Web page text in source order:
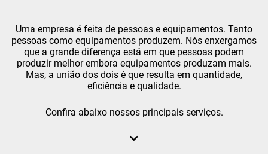
ASSISTÊNCIA TÉCNICA DE COMPRESSOR EM SUZANO
ASSISTÊNCIA TÉCNICA DE COMPRESSOR ODONTOLÓGICO
ASSISTÊNCIA TÉCNICA DE COMPRESSOR PARAFUSO
ASSISTÊNCIA TÉCNICA DE COMPRESSORES EM SP
ASSISTÊNCIA TÉCNICA PARA COMPRESSOR SCHULZ
Uma empresa é feita de pessoas e equipamentos. Tanto
pessoas como equipamentos produzem. Nós enxergamos
que a grande diferença está em que pessoas podem
produzir melhor embora equipamentos produzam mais.
Mas, a união dos dois é que resulta em quantidade,
eficiência e qualidade.
Confira abaixo nossos principais serviços.